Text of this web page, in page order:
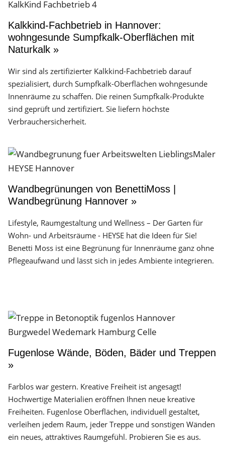
Kalkkind-Fachbetrieb in Hannover:
wohngesunde Sumpfkalk-Oberflächen mit
Naturkalk »
Wir sind als zertifizierter Kalkkind-Fachbetrieb darauf
spezialisiert, durch Sumpfkalk-Oberflächen wohngesunde
Innenräume zu schaffen. Die reinen Sumpfkalk-Produkte
sind geprüft und zertifiziert. Sie liefern höchste
Verbrauchersicherheit.
Wandbegrünungen von BenettiMoss |
Wandbegrünung Hannover »
Lifestyle, Raumgestaltung und Wellness – Der Garten für
Wohn- und Arbeitsräume - HEYSE hat die Ideen für Sie!
Benetti Moss ist eine Begrünung für Innenräume ganz ohne
Pflegeaufwand und lässt sich in jedes Ambiente integrieren.
Fugenlose Wände, Böden, Bäder und Treppen
»
Farblos war gestern. Kreative Freiheit ist angesagt!
Hochwertige Materialien eröffnen Ihnen neue kreative
Freiheiten. Fugenlose Oberflächen, individuell gestaltet,
verleihen jedem Raum, jeder Treppe und sonstigen Wänden
ein neues, attraktives Raumgefühl. Probieren Sie es aus.